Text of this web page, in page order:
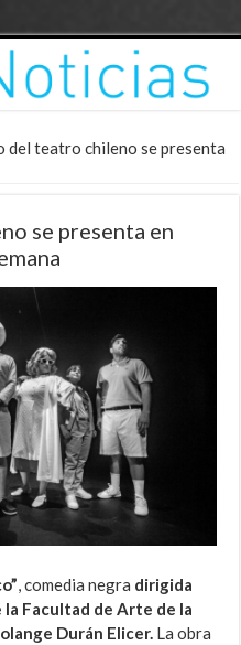
del teatro chileno se presenta
se presenta en
, comedia negra dirigida
la Facultad de Arte de la
Durán Elicer. La obra